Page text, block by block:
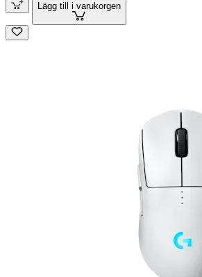
Lägg till i varukorgen